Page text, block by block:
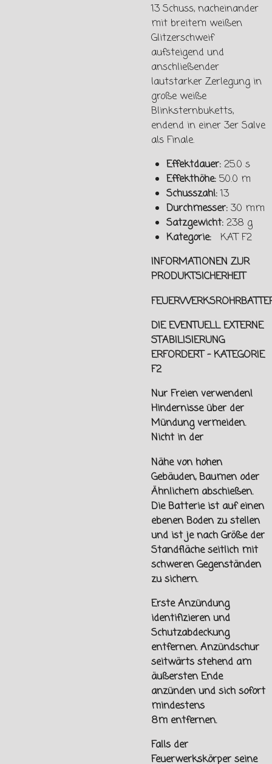
13 Schuss, nacheinander
mit breitem weißen
Glitzerschweif
aufsteigend und
anschließender
lautstarker Zerlegung in
große weiße
Blinksternbuketts,
endend in einer 3er Salve
als Finale.
Effektdauer: 25.0 s
Effekthöhe: 50.0 m
Schusszahl: 13
Durchmesser: 30 mm
Satzgewicht: 238 g
Kategorie: KAT F2
INFORMATIONEN ZUR
PRODUKTSICHERHEIT
DIE EVENTUELL EXTERNE
STABILISIERUNG
ERFORDERT - KATEGORIE
F2
Nur Freien verwenden!
Hindernisse über der
Mündung vermeiden.
Nicht in der
Nähe von hohen
Gebäuden, Baumen oder
Ähnlichem abschießen.
Die Batterie ist auf einen
ebenen Boden zu stellen
und ist je nach Größe der
Standfläche seitlich mit
schweren Gegenständen
zu sichern.
Erste Anzündung
identifizieren und
Schutzabdeckung
entfernen. Anzündschur
seitwärts stehend am
äußersten Ende
anzünden und sich sofort
mindestens
8m entfernen.
Falls der
Feuerwerkskörper seine